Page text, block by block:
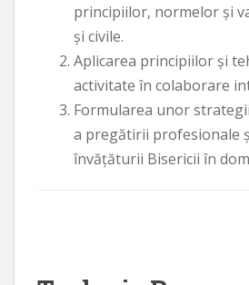
principiilor, normelor şi
şi civile.
Aplicarea principiilor şi
activitate în colaborare
Formularea unor
a pregătirii profesionale
învăţăturii Bisericii în